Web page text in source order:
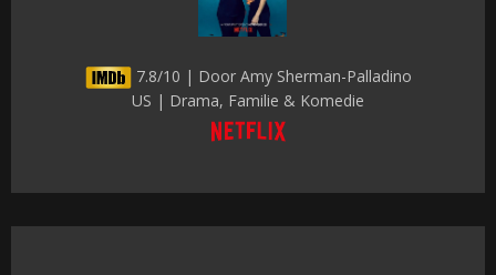
7.8/10 | Door Amy Sherman-Palladino
US | Drama, Familie & Komedie